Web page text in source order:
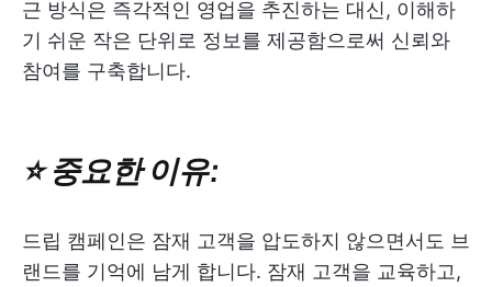
근 방식은 즉각적인 영업을 추진하는 대신, 이해하
기 쉬운 작은 단위로 정보를 제공함으로써 신뢰와
참여를 구축합니다.
⭐ 중요한 이유:
드립 캠페인은 잠재 고객을 압도하지 않으면서도 브
랜드를 기억에 남게 합니다. 잠재 고객을 교육하고,